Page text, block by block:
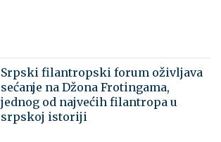
Srpski filantropski forum oživljava
sećanje na Džona Frotingama,
jednog od najvećih filantropa u
srpskoj istoriji